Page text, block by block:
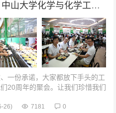
持续二十年的化学反应丨中山大学化学与化学工程学院化学系99级相识20周年
一份承诺，大家都放下手头的工
20周年的聚会。让我们珍惜我们
26) 7181 0